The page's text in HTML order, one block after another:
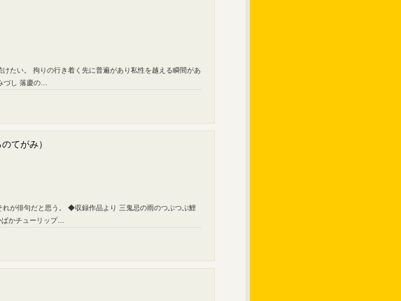
たい。 拘りの行き着く先に普遍があり私性を越える瞬間があ
づし 落慶の…
てがみ）
俳句だと思う。 ◆収録作品より 三鬼忌の雨のつぶつぶ鯉
かチューリップ…